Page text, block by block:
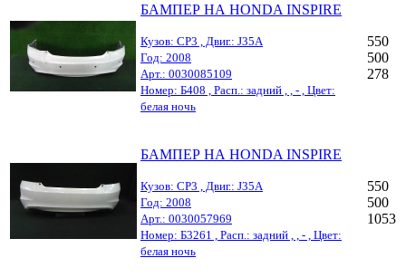
БАМПЕР НА HONDA INSPIRE
Кузов: CP3 , Двиг.: J35A
Год: 2008
Арт.: 0030085109
Номер: Б408 , Расп.: задний , , - , Цвет:
белая ночь
550
500
278
БАМПЕР НА HONDA INSPIRE
Кузов: CP3 , Двиг.: J35A
Год: 2008
Арт.: 0030057969
Номер: Б3261 , Расп.: задний , , - , Цвет:
белая ночь
550
500
1053